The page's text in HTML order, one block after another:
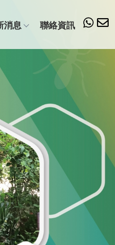
消息 聯絡資訊